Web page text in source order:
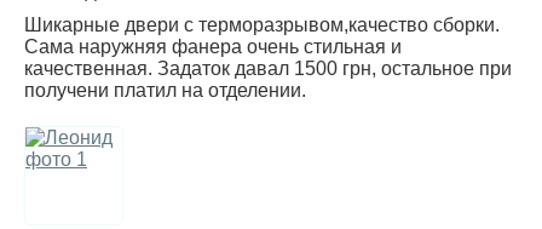
Шикарные двери с терморазрывом,качество сборки.
Сама наружняя фанера очень стильная и
качественная. Задаток давал 1500 грн, остальное при
получени платил на отделении.